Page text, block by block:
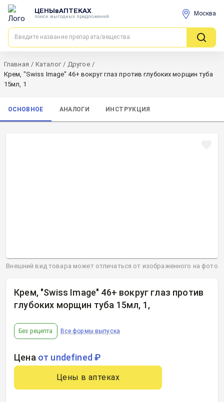
ЦЕНЫвАПТЕКАХ
поиск выгодных предложений Москва
Главная / Каталог / Другое /
Крем, "Swiss Image" 46+ вокруг глаз против глубоких морщин туба
15мл, 1
ОСНОВНОЕ АНАЛОГИ ИНСТРУКЦИЯ
Крем, "Swiss Image" 46+ вокруг глаз против
глубоких морщин туба 15мл, 1 ,
Без рецепта Все формы выпуска
Цена от undefined ₽
Цены в аптеках
Внешний вид товара может отличаться от изображенного на фото